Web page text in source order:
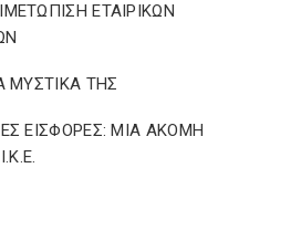
ΕΤΑΙΡΙΚΩΝ
ΜΥΣΤΙΚΑ ΤΗΣ
ΕΙΣΦΟΡΕΣ: ΜΙΑ ΑΚΟΜΗ